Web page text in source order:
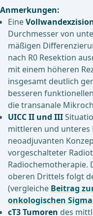
Anmerkungen:
Eine
Durchmesser von
mäßigen
nach R0 Resektion
mit einem höheren
insgesamt deutlich
besseren
die transanale
UICC II und III
mittleren und unteres
neoadjuvanten
vorgeschalteter
Radiochemotherapie.
oberen Drittels folgt
(vergleiche Beitrag
onkologischen
cT3 Tumoren des